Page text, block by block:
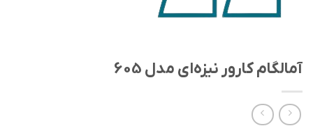
آمالگام کارور نیزه‌ای مدل 605